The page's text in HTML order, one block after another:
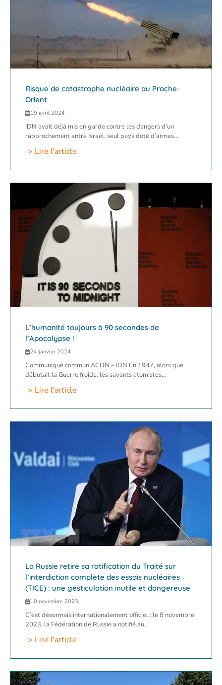
Risque de catastrophe nucléaire au Proche-
Orient
19 avril 2024
IDN avait déjà mis en garde contre les dangers d’un
rapprochement entre Israël, seul pays doté d’armes...
> Lire l'article
L’humanité toujours à 90 secondes de
l’Apocalypse !
24 janvier 2024
Communiqué commun ACDN – IDN En 1947, alors que
débutait la Guerre froide, les savants atomistes...
> Lire l'article
La Russie retire sa ratification du Traité sur
l’interdiction complète des essais nucléaires
(TICE) : une gesticulation inutile et dangereuse
10 novembre 2023
C’est désormais internationalement officiel : le 8 novembre
2023, la Fédération de Russie a notifié au...
> Lire l'article